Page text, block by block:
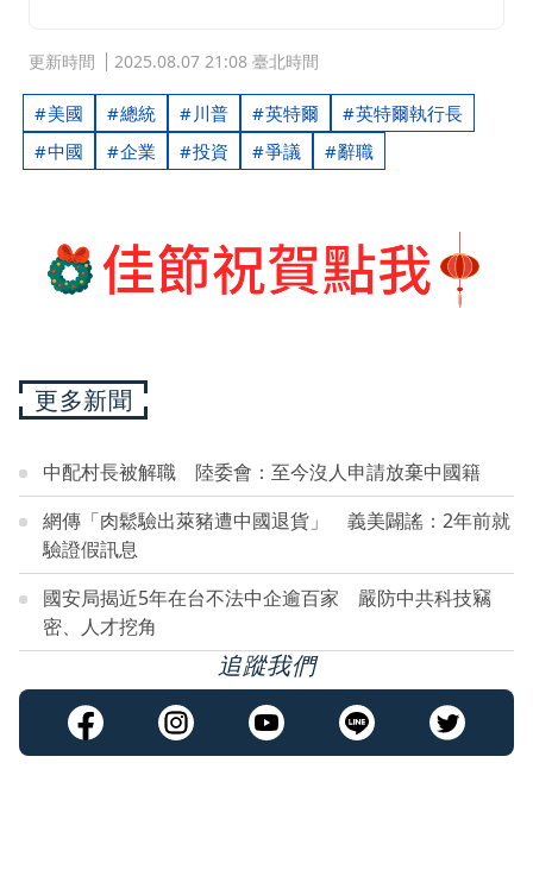
更新時間 2025.08.07 21:08 臺北時間
美國 總統 川普 英特爾
英特爾執行長
中國
企業 投資 爭議 辭職
更多新聞
中配村長被解職 陸委會：至今沒人申請放棄中國籍
網傳「肉鬆驗出萊豬遭中國退貨」 義美闢謠：2年前就
驗證假訊息
國安局揭近5年在台不法中企逾百家 嚴防中共科技竊
密、人才挖角
追蹤我們